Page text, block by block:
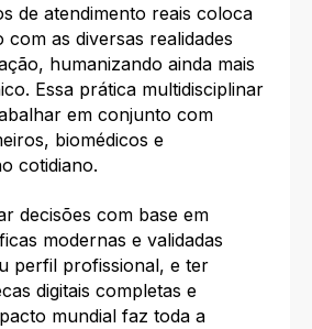
de atendimento reais coloca
as diversas realidades
humanizando ainda mais
Essa prática multidisciplinar
em conjunto com
biomédicos e
cotidiano.
decisões com base em
modernas e validadas
perfil profissional, e ter
digitais completas e
mundial faz toda a